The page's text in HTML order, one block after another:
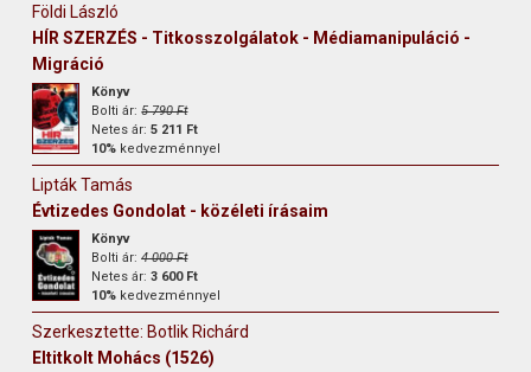
Földi László
HÍR SZERZÉS - Titkosszolgálatok - Médiamanipuláció -
Migráció
Könyv
Bolti ár:5 790 Ft
Netes ár:5 211 Ft
10% kedvezménnyel
Lipták Tamás
Évtizedes Gondolat - közéleti írásaim
Könyv
Bolti ár:4 000 Ft
Netes ár:3 600 Ft
10% kedvezménnyel
Szerkesztette: Botlik Richárd
Eltitkolt Mohács (1526)